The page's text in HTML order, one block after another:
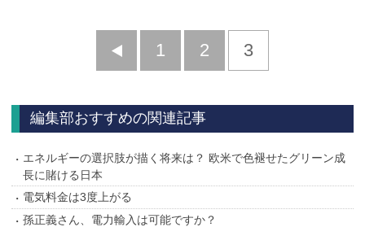
前
1 2 3
編集部おすすめの関連記事
エネルギーの選択肢が描く将来は？ 欧米で色褪せたグリーン成
長に賭ける日本
電気料金は3度上がる
孫正義さん、電力輸入は可能ですか？